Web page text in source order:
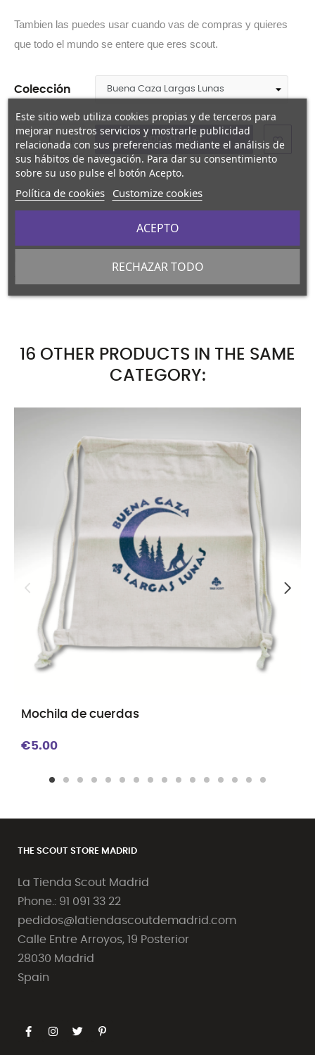
Tambien las puedes usar cuando vas de compras y quieres
que todo el mundo se entere que eres scout.
Colección
ADD TO CART
16 OTHER PRODUCTS IN THE SAME
CATEGORY:
Mochila de cuerdas
€5.00
THE SCOUT STORE MADRID
La Tienda Scout Madrid
Phone.: 91 091 33 22
pedidos@latiendascoutdemadrid.com
Calle Entre Arroyos, 19 Posterior
28030 Madrid
Spain
Este sitio web utiliza cookies propias y de terceros para
mejorar nuestros servicios y mostrarle publicidad
relacionada con sus preferencias mediante el análisis de
sus hábitos de navegación. Para dar su consentimiento
sobre su uso pulse el botón Acepto.
Política de cookies Customize cookies
RECHAZAR TODO
ACEPTO